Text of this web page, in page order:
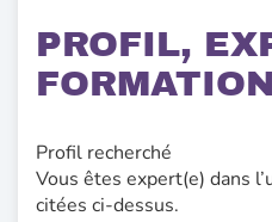
PROFIL,
FORMATION
Profil recherché
Vous êtes expert(e) dans
citées ci-dessus.